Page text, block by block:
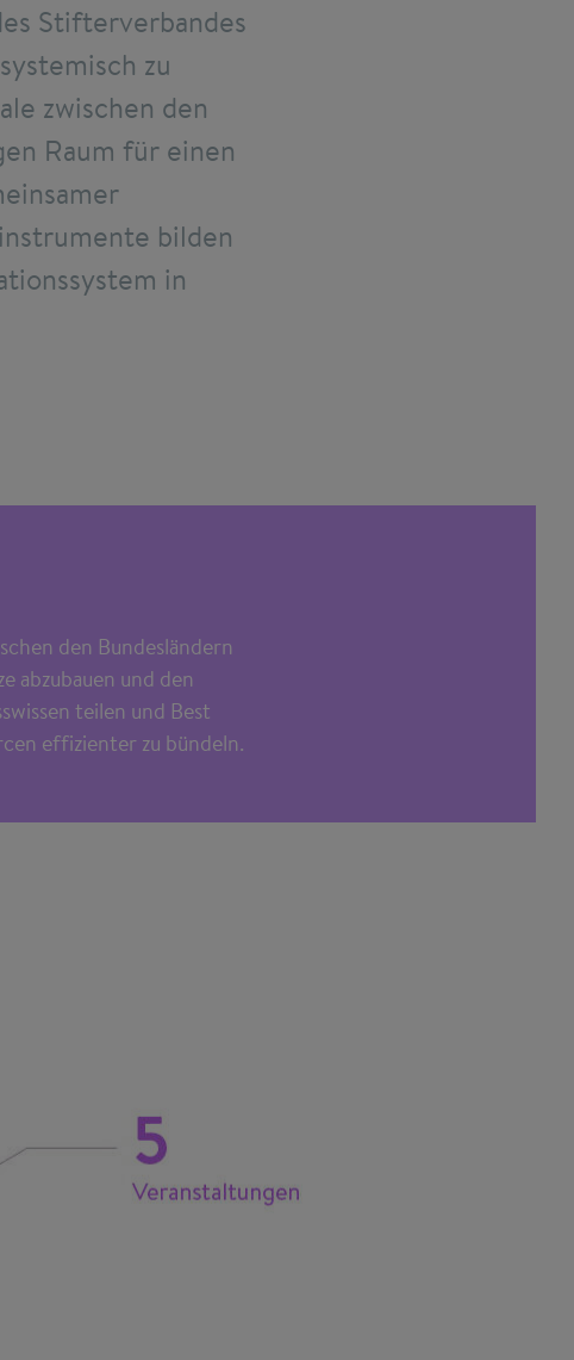
Stifterverbandes
zu
zwischen den
Raum für einen
bilden
in
den Bundesländern
abzubauen und den
teilen und Best
effizienter zu bündeln.